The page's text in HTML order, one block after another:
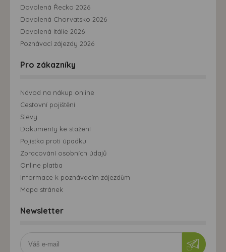
Dovolená Řecko 2026
Dovolená Chorvatsko 2026
Dovolená Itálie 2026
Poznávací zájezdy 2026
Pro zákazníky
Návod na nákup online
Cestovní pojištění
Slevy
Dokumenty ke stažení
Pojistka proti úpadku
Zpracování osobních údajů
Online platba
Informace k poznávacím zájezdům
Mapa stránek
Newsletter